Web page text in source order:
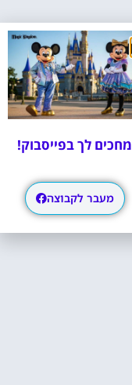
אמין -
מחכים לך בפייסבוק!
מעבר לקבוצה